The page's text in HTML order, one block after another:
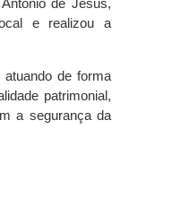
e realizou a
de forma
patrimonial,
a segurança da